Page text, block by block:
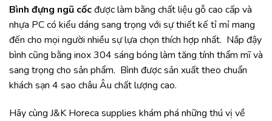
Bình đựng ngũ cốcđược làm bằng chất liệu gỗ cao cấp và
nhựa PC có kiểu dáng sang trọng với sự thiết kế tỉ mỉ mang
đến cho mọi người nhiều sự lựa chọn thích hợp nhất. Nắp đậy
bình cũng bằng inox 304 sáng bóng làm tăng tính thẩm mĩ và
sang trọng cho sản phẩm. Bình được sản xuất theo chuẩn
khách sạn 4 sao châu Âu chất lượng cao.
Hãy cùng J&K Horeca supplies khám phá những thú vị về